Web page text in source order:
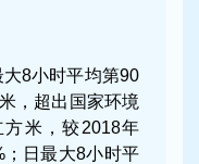
8小时平均第90
，超出国家环境
米，较2018年
；日最大8小时平